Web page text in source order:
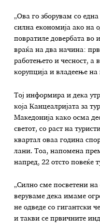
„Ова го зборувам со
силна економија ако на
повратиле довербата во
враќа на два начина:
работењето и чесност, а
корупција и владеење
Тој информира и дека
која Канцеалријата за
Македонија како осма
светот, со раст на
квартал оваа година
лани. Тоа, напомена
напред, 22 отсто повеќе
„Силно сме посветени
веруваме дека имаме
не одведе со гигантски
и такви се првичните